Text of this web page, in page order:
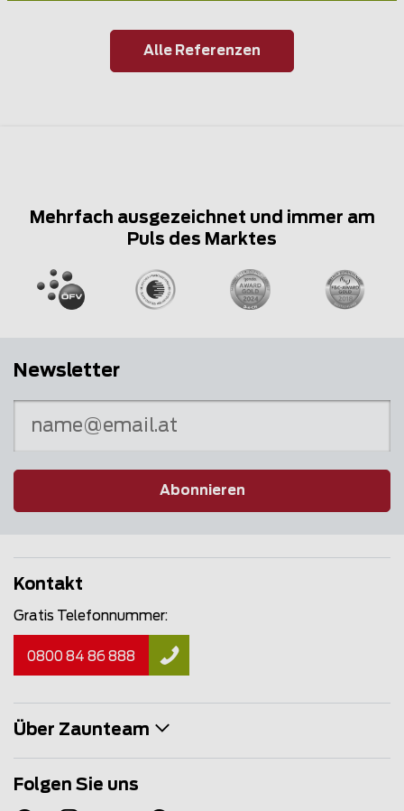
Alle Referenzen
Mehrfach ausgezeichnet und immer am
Puls des Marktes
Newsletter
Abonnieren
Kontakt
Gratis Telefonnummer:
0800 84 86 888
Über Zaunteam
Folgen Sie uns